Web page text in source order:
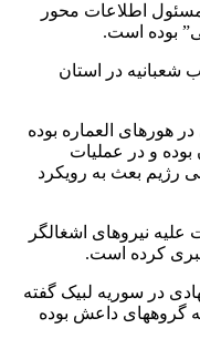
اطلاعات محور
بوده است.
شعبانیه در استان
در هورهای العماره بوده
بوده و در عملیات
رژیم بعث به رویکرد
نیروهای اشغالگر
کرده است.
در سوریه لبیک گفته
گروههای داعش بوده